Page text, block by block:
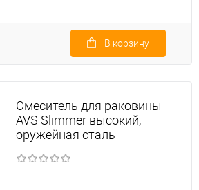
В корзину
Смеситель для раковины
AVS Slimmer высокий,
оружейная сталь